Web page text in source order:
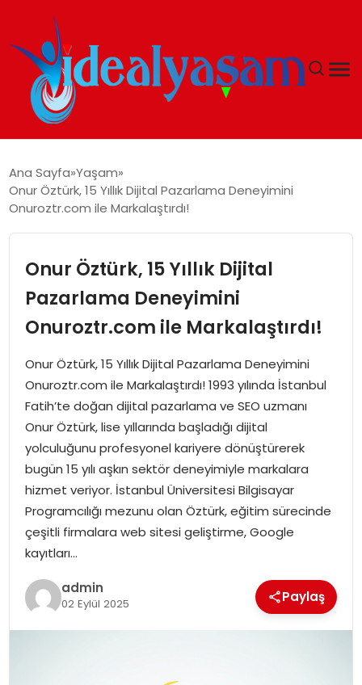
GÜNDEM
İDEAL SPOR
YAŞAM
MAGAZIN
SAĞLIK
SOSYAL HABER
Ana Sayfa Yaşam
Onur Öztürk, 15 Yıllık Dijital Pazarlama Deneyimini
Onuroztr.com ile Markalaştırdı!
Onur Öztürk, 15 Yıllık Dijital
Pazarlama Deneyimini
Onuroztr.com ile Markalaştırdı!
Onur Öztürk, 15 Yıllık Dijital Pazarlama Deneyimini
Onuroztr.com ile Markalaştırdı! 1993 yılında İstanbul
Fatih’te doğan dijital pazarlama ve SEO uzmanı
Onur Öztürk, lise yıllarında başladığı dijital
yolculuğunu profesyonel kariyere dönüştürerek
bugün 15 yılı aşkın sektör deneyimiyle markalara
hizmet veriyor. İstanbul Üniversitesi Bilgisayar
Programcılığı mezunu olan Öztürk, eğitim sürecinde
çeşitli firmalara web sitesi geliştirme, Google
kayıtları…
admin
02 Eylül 2025 Paylaş